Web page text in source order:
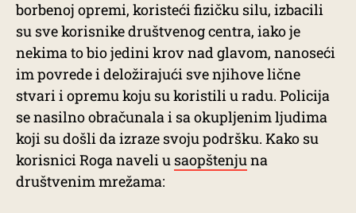
borbenoj opremi, koristeći fizičku silu, izbacili
su sve korisnike društvenog centra, iako je
nekima to bio jedini krov nad glavom, nanoseći
im povrede i deložirajući sve njihove lične
stvari i opremu koju su koristili u radu. Policija
se nasilno obračunala i sa okupljenim ljudima
koji su došli da izraze svoju podršku. Kako su
korisnici Roga naveli u saopštenjuna
društvenim mrežama: